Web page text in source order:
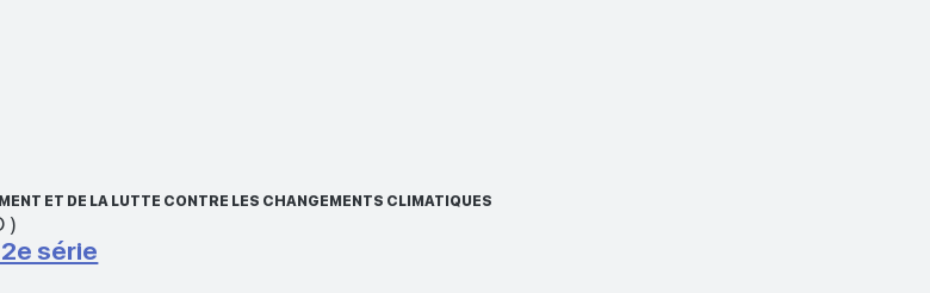
ET DE LA LUTTE CONTRE LES CHANGEMENTS CLIMATIQUES
)
série